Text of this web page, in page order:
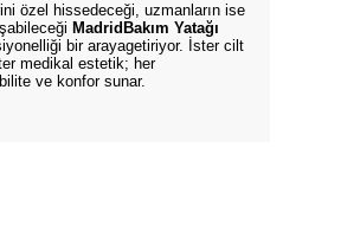
özel hissedeceği, uzmanların ise
MadridBakım Yatağı
bir arayagetiriyor. İster cilt
medikal estetik; her
ve konfor sunar.